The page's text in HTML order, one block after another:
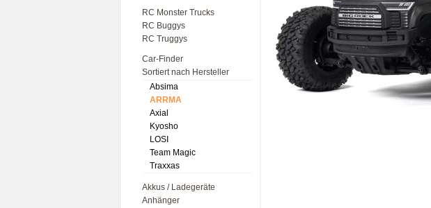
RC Monster Trucks
RC Buggys
RC Truggys
Car-Finder
Sortiert nach Hersteller
Absima
ARRMA
Axial
Kyosho
LOSI
Team Magic
Traxxas
Akkus / Ladegeräte
Anhänger